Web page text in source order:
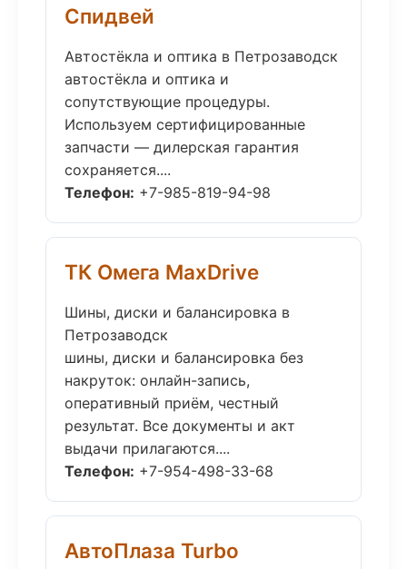
Спидвей
Автостёкла и оптика в Петрозаводск
автостёкла и оптика и
сопутствующие процедуры.
Используем сертифицированные
запчасти — дилерская гарантия
сохраняется....
Телефон: +7-985-819-94-98
ТК Омега MaxDrive
Шины, диски и балансировка в
Петрозаводск
шины, диски и балансировка без
накруток: онлайн-запись,
оперативный приём, честный
результат. Все документы и акт
выдачи прилагаются....
Телефон: +7-954-498-33-68
АвтоПлаза Turbo